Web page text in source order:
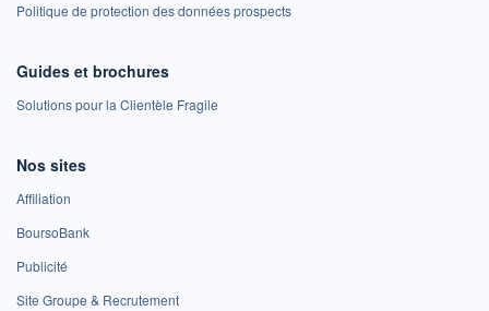
Politique de protection des données prospects
Guides et brochures
Solutions pour la Clientèle Fragile
Nos sites
Affiliation
BoursoBank
Publicité
Site Groupe & Recrutement